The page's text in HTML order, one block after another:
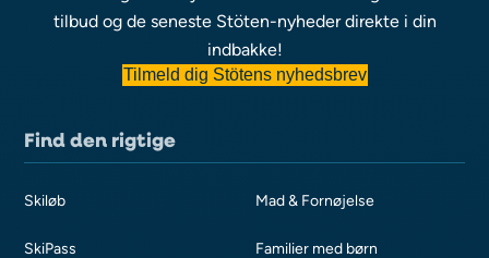
tilbud og de seneste Stöten-nyheder direkte i din
indbakke!
Tilmeld dig Stötens nyhedsbrev
Find den rigtige
Skiløb
SkiPass
Mad & Fornøjelse
Familier med børn